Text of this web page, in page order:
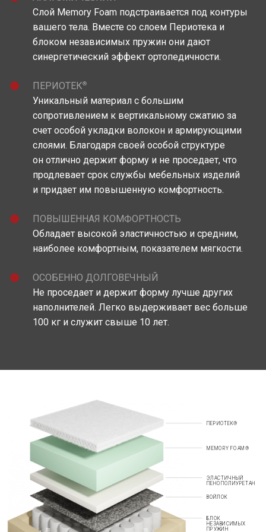
Слой Memory Foam подстраивается под контуры
вашего тела. Вместе со слоем Периотека и
блоком независимых пружин они дают
синергетический эффект ортопедичности.
ПЕРИОТЕК®
Уникальный материал c большим
сопротивлением к вертикальному сжатию за
счет особой укладки волокон и армирующими
слоями. Благодаря своей особой структуре
он отлично держит форму и не проседает, что
продлевает срок службы мебельных изделий
и придает им повышенную комфортность.
ПОВЫШЕННАЯ КОМФОРТНОСТЬ
Обладает высокой эластичностью и средним,
наиболее комфортным, показателем мягкости.
ОСОБЕННО ДОЛГОВЕЧНЫЙ
Не проседает и держит форму лучше других
наполнителей. Легко выдерживает вес больше
100 кг и служит свыше 10 лет.
ПЕРИОТЕК®
MEMORY FOAM®
ЭЛАСТИЧНЫЙ
ПЕНОПОЛИУРЕТАН
ВОЙЛОК
БЛОК
НЕЗАВИСИМЫХ
ПРУЖИН